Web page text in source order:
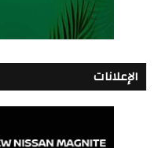
الإعلانات